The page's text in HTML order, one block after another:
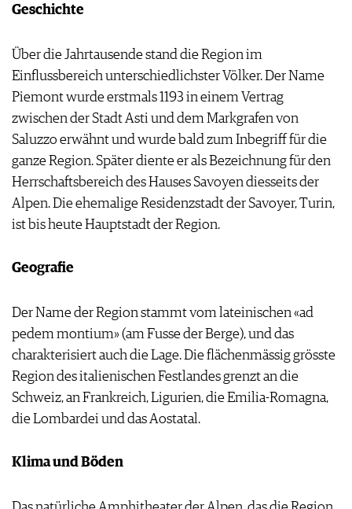
Geschichte
Über die Jahrtausende stand die Region im
Einflussbereich unterschiedlichster Völker.Der Name
Piemont wurde erstmals 1193 in einem Vertrag
zwischen der Stadt Asti und dem Markgrafen von
Saluzzo erwähnt und wurde bald zum Inbegriff für die
ganze Region. Später diente er als Bezeichnung für den
Herrschaftsbereich des Hauses Savoyen diesseits der
Alpen. Die ehemalige Residenzstadt der Savoyer, Turin,
ist bis heute Hauptstadt der Region.
Geografie
Der Name der Region stammt vom lateinischen«ad
pedem montium»(am Fusse der Berge), und das
charakterisiert auch die Lage. Die flächenmässig grösste
Region des italienischen Festlandes grenzt an die
Schweiz, an Frankreich, Ligurien, die Emilia-Romagna,
die Lombardei und das Aostatal.
Klima und Böden